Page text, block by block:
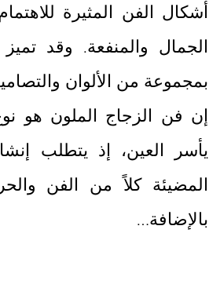
أشكال الفن المثيرة
الجمال والمنفعة. وقد
بمجموعة من الألوان
إن فن الزجاج الملون هو
يأسر العين، إذ يتطلب
المضيئة كلاً من الفن
بالإضافة…